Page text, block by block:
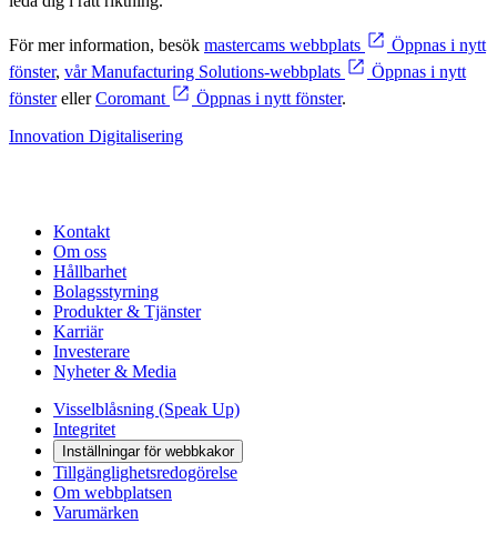
För mer information, besök mastercams webbplats
Öppnas i nytt
fönster, vår Manufacturing Solutions-webbplats
Öppnas i nytt
fönsterellerCoromant Öppnas i nytt fönster.
Innovation Digitalisering
Kontakt
Om oss
Hållbarhet
Bolagsstyrning
Produkter & Tjänster
Karriär
Investerare
Nyheter & Media
Visselblåsning (Speak Up)
Integritet
Inställningar för webbkakor
Tillgänglighetsredogörelse
Om webbplatsen
Varumärken